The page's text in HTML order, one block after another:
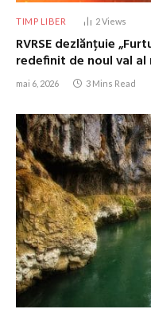
TIMP LIBER 2Views
RVRSE dezlănțuie
redefinit de noul val
mai 6, 2026 3 Mins Read